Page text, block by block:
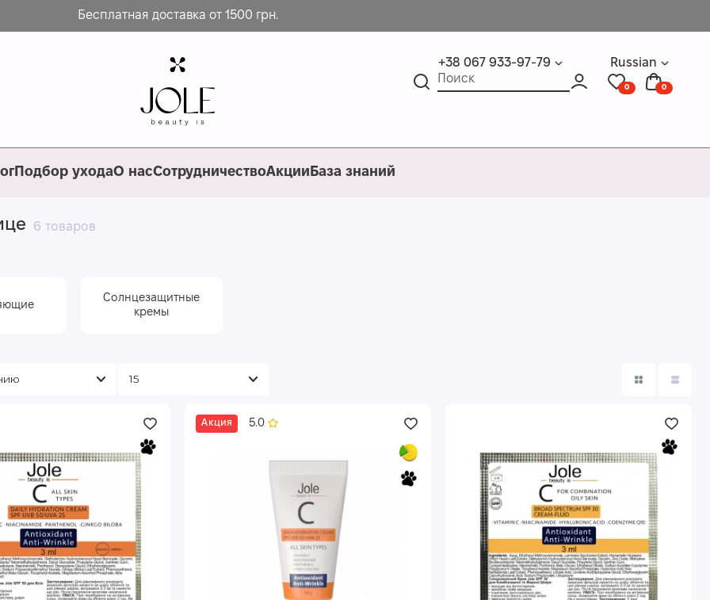
Бесплатная доставка от 1500 грн.
+38 067 933-97-79 Russian
0 0
Подбор уходаО насСотрудничествоАкцииБаза знаний
6 товаров
Солнцезащитные
кремы
Акция 5.0